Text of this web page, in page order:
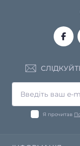
Я прочитав